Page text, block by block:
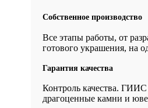
Собственное производство
Все этапы работы, от
готового украшения, на
Гарантия качества
Контроль качества.
драгоценные камни и